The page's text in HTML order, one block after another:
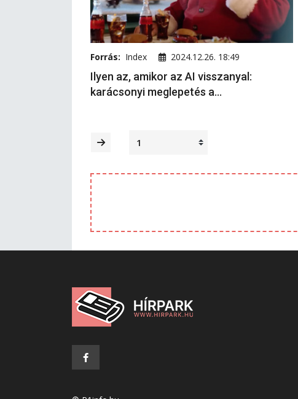
Forrás: Index 2024.12.26. 18:49
Ilyen az, amikor az AI visszanyal:
karácsonyi meglepetés a...